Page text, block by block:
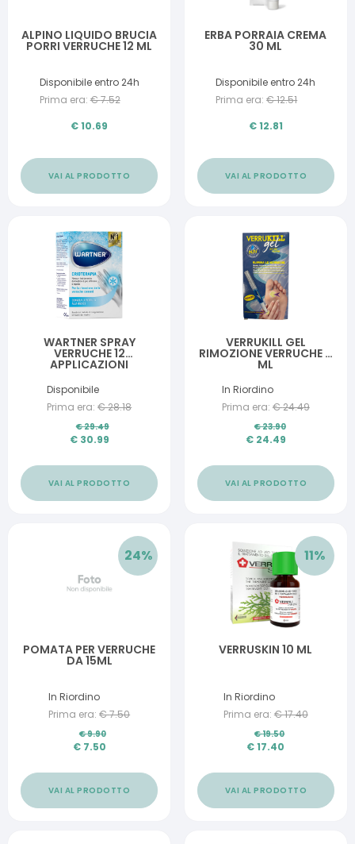
ALPINO LIQUIDO BRUCIA
PORRI VERRUCHE 12 ML
Disponibile entro 24h
Prima era: €7.52
€10.69
VAI AL PRODOTTO
ERBA PORRAIA CREMA
30 ML
Disponibile entro 24h
Prima era: €12.51
€12.81
VAI AL PRODOTTO
WARTNER SPRAY
VERRUCHE 12
APPLICAZIONI
Disponibile
Prima era: €28.18
€29.49
€ 30.99
VAI AL PRODOTTO
VERRUKILL GEL
RIMOZIONE VERRUCHE 2
ML
In Riordino
Prima era: €24.49
€23.90
€ 24.49
VAI AL PRODOTTO
24%
POMATA PER VERRUCHE
DA 15ML
In Riordino
Prima era: €7.50
€9.90
€ 7.50
VAI AL PRODOTTO
11%
VERRUSKIN 10 ML
In Riordino
Prima era: €17.40
€19.50
€17.40
VAI AL PRODOTTO